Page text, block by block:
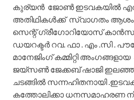
കുര്യൻ ജോണ്‍ ഇടവകയിൽ
അതിഥികൾക്ക് സ്വാഗതം
സെന്റ്‌ ഗ്രീഗോറിയോസ്
ഡയറക്ടർ റവ. ഫാ . എം .സി .
മാനേജിംഗ് കമ്മിറ്റി
ജയ്സണ്‍ ജേക്കബ് ഷാജി
ചടങ്ങിൽ സന്നഹിതനായി
കത്തോലിക്കാ ധനസമാഹരണ